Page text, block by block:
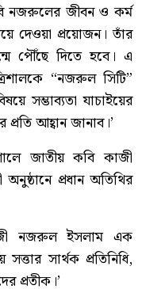
নজরুলের জীবন ও কর্ম
দেওয়া প্রয়োজন। তাঁর
পৌঁছে দিতে হবে। এ
“নজরুল সিটি”
সম্ভাব্যতা যাচাইয়ের
আহ্বান জানাব।’
জাতীয় কবি কাজী
প্রধান অতিথির
নজরুল ইসলাম এক
সার্থক প্রতিনিধি,
প্রতীক।’